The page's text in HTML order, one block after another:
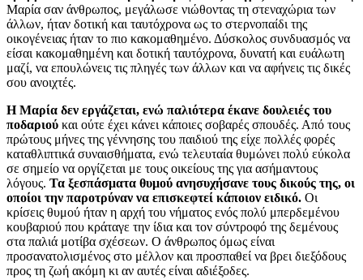
Μαρία σαν άνθρωπος, μεγάλωσε νιώθοντας τη στεναχώρια των
άλλων, ήταν δοτική και ταυτόχρονα ως το στερνοπαίδι της
οικογένειας ήταν το πιο κακομαθημένο. Δύσκολος συνδυασμός να
είσαι κακομαθημένη και δοτική ταυτόχρονα, δυνατή και ευάλωτη
μαζί, να επουλώνεις τις πληγές των άλλων και να αφήνεις τις δικές
σου ανοιχτές.
Η Μαρία δεν εργάζεται, ενώ παλιότερα έκανε δουλειές του
ποδαριού και ούτε έχει κάνει κάποιες σοβαρές σπουδές. Από τους
πρώτους μήνες της γέννησης του παιδιού της είχε πολλές φορές
καταθλιπτικά συναισθήματα, ενώ τελευταία θυμώνει πολύ εύκολα
σε σημείο να οργίζεται με τους οικείους της για ασήμαντους
λόγους. Τα ξεσπάσματα θυμού ανησυχήσανε τους δικούς της, οι
οποίοι την παροτρύναν να επισκεφτεί κάποιον ειδικό. Οι
κρίσεις θυμού ήταν η αρχή του νήματος ενός πολύ μπερδεμένου
κουβαριού που κράταγε την ίδια και τον σύντροφό της δεμένους
στα παλιά μοτίβα σχέσεων. Ο άνθρωπος όμως είναι
προσανατολισμένος στο μέλλον και προσπαθεί να βρει διεξόδους
προς τη ζωή ακόμη κι αν αυτές είναι αδιέξοδες.